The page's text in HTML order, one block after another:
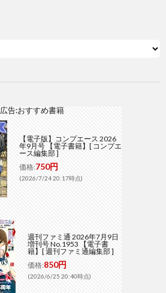
広告:おすすめ書籍
【電子版】コンプエース 2026
年9月号 【電子書籍】[ コンプエ
ース編集部 ]
価格:750円
(2026/7/24 20:17時点)
週刊ファミ通 2026年7月9日
増刊号 No.1953 【電子書
籍】[ 週刊ファミ通編集部 ]
価格:850円
(2026/6/25 20:40時点)